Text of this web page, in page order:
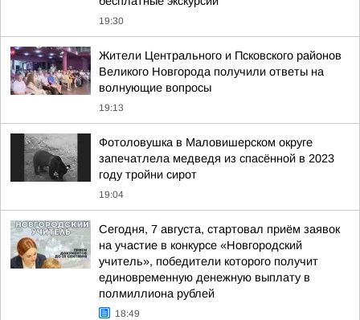
19:30
Жители Центрального и Псковского районов
Великого Новгорода получили ответы на
волнующие вопросы
19:13
Фотоловушка в Маловишерском округе
запечатлела медведя из спасённой в 2023
году тройни сирот
19:04
Сегодня, 7 августа, стартовал приём заявок
на участие в конкурсе «Новгородский
учитель», победители которого получит
единовременную денежную выплату в
полмиллиона рублей
18:49